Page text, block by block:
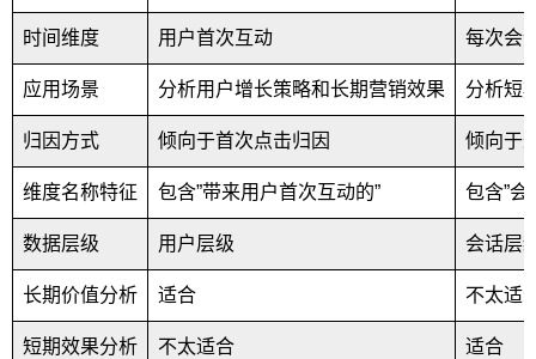
时间维度 用户首次互动 每次会
应用场景 分析用户增长策略和长期营销效果 分析短
归因方式 倾向于首次点击归因 倾向于
维度名称特征 包含”带来用户首次互动的” 包含”会
数据层级 用户层级 会话层
长期价值分析 适合 不太适
短期效果分析 不太适合 适合